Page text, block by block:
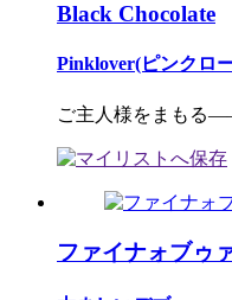
Black Chocolate
Pinklover(ピンクロ
ご主人様をまもる
ファイナォブゥ